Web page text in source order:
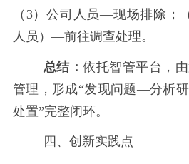
（3）公司人员—现场排除；
人员）—前往调查处理。
总结：依托智管平台，
管理，形成“发现问题—分析
处置”完整闭环。
四、创新实践点